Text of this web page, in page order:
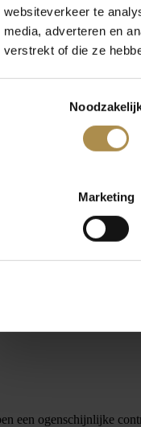
websiteverkeer te
media, adverteren en
verstrekt of die ze
Marketing
zoekterm in:
een ogenschijnlijke